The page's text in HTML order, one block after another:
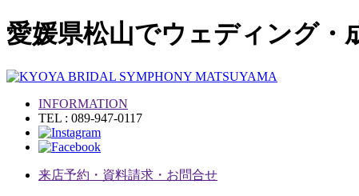
愛媛県松山でウェディング・
INFORMATION
TEL : 089-947-0117
来店予約・資料請求・お問合せ